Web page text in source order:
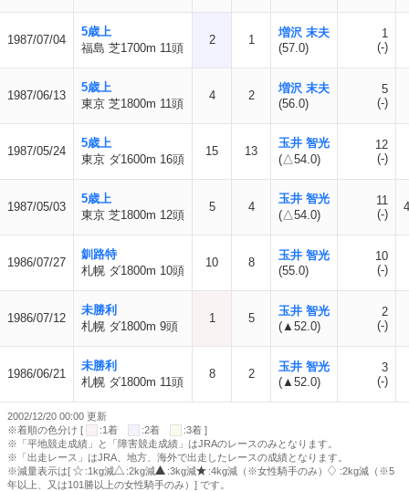
1987/07/04
5歳上
福島 芝1700m 11頭
2 1
増沢 末夫
(57.0)
1
(-)
1987/06/13
5歳上
東京 芝1800m 11頭
4 2
増沢 末夫
(56.0)
5
(-)
1987/05/24
5歳上
東京 ダ1600m 16頭
15 13
玉井 智光
(△54.0)
12
(-)
1987/05/03
5歳上
東京 芝1800m 12頭
5 4
玉井 智光
(△54.0)
11
(-)
1986/07/27
釧路特
札幌 ダ1800m 10頭
10 8
玉井 智光
(55.0)
10
(-)
1986/07/12
未勝利
札幌 ダ1800m 9頭
1 5
玉井 智光
(▲52.0)
2
(-)
1986/06/21
未勝利
札幌 ダ1800m 11頭
8 2
玉井 智光
(▲52.0)
3
(-)
2002/12/20 00:00 更新
※着順の色分け [
:1着 :2着
:3着 ]
※「平地競走成績」と「障害競走成績」はJRAのレースのみとなります。
※「出走レース」はJRA、地方、海外で出走したレースの成績となります。
※減量表示は[
:1kg減 :2kg減 :3kg減 :4kg減（※女性騎手のみ）
:2kg減（※5
年以上、又は101勝以上の女性騎手のみ）] です。